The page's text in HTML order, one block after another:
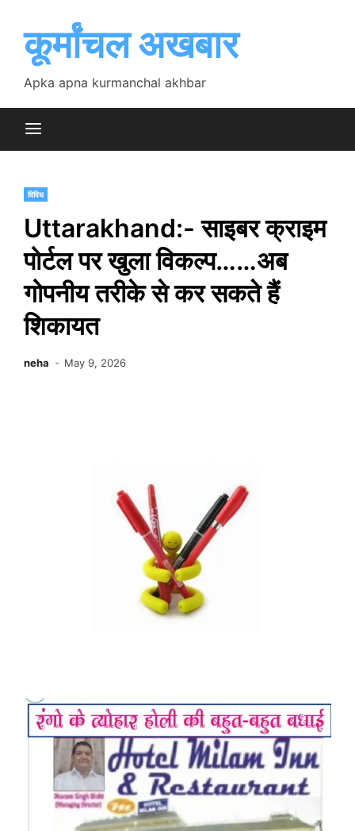
contentकूर्मांचल अखबार
Apka apna kurmanchal akhbar
विविध
Uttarakhand:- साइबर क्राइम
पोर्टल पर खुला विकल्प……अब
गोपनीय तरीके से कर सकते हैं
शिकायत
neha May 9, 2026